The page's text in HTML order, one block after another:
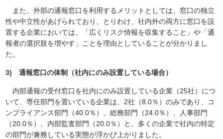
また、外部の通報窓口を利用するメリットとしては、窓口の独立
性や中立性があげられており、とりわけ、社内外の両方に窓口を設
置する企業においては、「広くリスク情報を収集すること」や「通
報者の選択肢を増やす」ことを理由としていることが分かりまし
た。
3) 通報窓口の体制（社内にのみ設置している場合）
内部通報の受付窓口を社内にのみ設置している企業（25社）につ
いて、専任部門を置いている企業は、2社（8.0％）のみであり、コ
ンプライアンス部門（40.0％）、総務部門（24.0％）、人事部門
（20.0％）、内部監査部門（20.0％）と、多くの企業で社内の特定
の部門が兼務している実態が浮かび上がりました。